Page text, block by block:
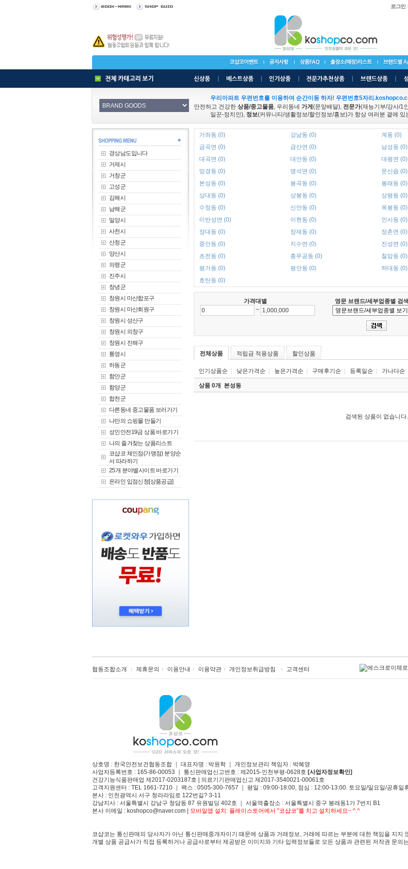
우리아파트 우편번호를 이용하여 순간이동 하자! 우편번호5자리
안전하고 건강한 상품/중고물품, 우리동네 가게 (문앞배달), 전문가(재능기부/강사/1
일꾼-정치인), 정보(커뮤니티/생활정보/할인정보/홍보)가 항상 여러분 곁에 있
경상남도입니다
거제시
거창군
고성군
김해시
남해군
밀양시
사천시
산청군
양산시
의령군
진주시
창녕군
창원시 마산합포구
창원시 마산회원구
창원시 성산구
창원시 의창구
창원시 진해구
통영시
하동군
함안군
함양군
합천군
다른동네 중고물품 보러가기
나만의 쇼핑몰 만들기
성인안전19금 상품 바로가기
나의 즐겨찾는 상품리스트
코샵코 체인점(가맹점) 분양순
서 따라하기
25개 분야별사이트 바로가기
온라인 입점신청[상품공급]
가좌동 (0) 강남동 (0) 계동 (0)
금곡면 (0)
금산면 (0) 남성동 (0)
대곡면 (0)
대안동 (0) 대평면 (0)
망경동 (0)
명석면 (0) 문산읍 (0)
본성동 (0)
봉곡동 (0) 봉래동 (0)
상대동 (0)
상봉동 (0) 상평동 (0)
수정동 (0)
신안동 (0) 옥봉동 (0)
이반성면 (0)
이현동 (0) 인사동 (0)
장대동 (0)
장재동 (0) 정촌면 (0)
중안동 (0)
지수면 (0) 진성면 (0)
초전동 (0)
충무공동 (0) 칠암동 (0)
평거동 (0)
평안동 (0) 하대동 (0)
호탄동 (0)
가격대별 영문 브랜드/세부업종별 검색
~
전체상품 적립금 적용상품 할인상품
인기상품순 낮은가격순 높은가격순 구매후기순 등록일순 가나다순
상품 0개 본성동
검색된 상품이 없습니다.
협동조합소개 제휴문의 이용안내 이용약관 개인정보취급방침 고객센터
상호명 : 한국안전보건협동조합 ｜ 대표자명 : 박원학 ｜ 개인정보관리 책임자 : 박혜영
사업자등록번호 : 165-86-00053 ｜ 통신판매업신고번호 : 제2015-인천부평-0628호 [사업자정보확인]
건강기능식품판매업 제2017-0203187호 | 의료기기판매업신고 제2017-3540021-00061호
고객지원센터 : TEL 1661-7210 ｜ 팩스 : 0505-300-7657 ｜ 평일 : 09:00-18:00, 점심 : 12:00-13:00. 토요일/일요일/공휴일
본사 : 인천광역시 서구 청라라임로 122번길? 3-11
강남지사 : 서울특별시 강남구 청담동 87 유원빌딩 402호 ｜ 서울역출장소 : 서울특별시 중구 봉래동1가 7번지 B1
본사 이메일 : koshopco@naver.com | 모바일앱 설치: 플레이스토어에서 "코샵코"를 치고 설치하세요~ ^.^
코샵코는 통신판매의 당사자가 아닌 통신판매중개자이기 때문에 상품과 거래정보, 거래에 따르는 부분에 대한 책임을 지지
개별 상품 공급사가 직접 등록하거나 공급사로부터 제공받은 이미지와 기타 입력정보들로 모든 상품과 관련된 저작권 문의